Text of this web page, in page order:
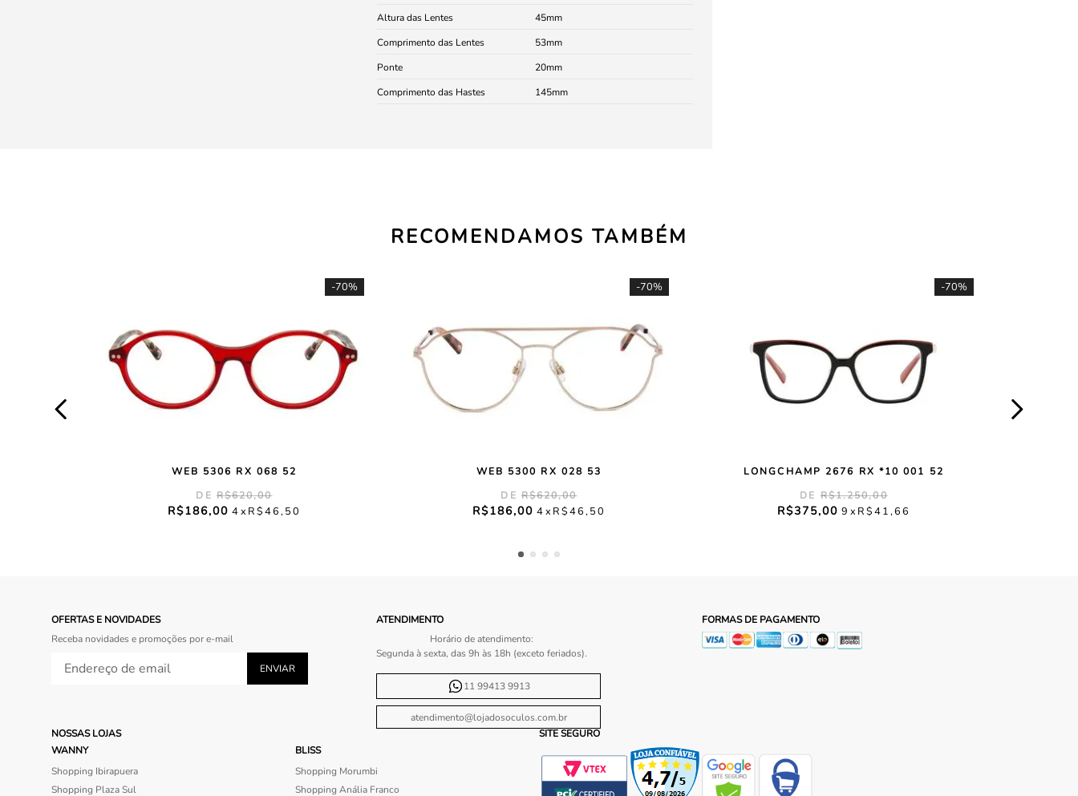
Altura das Lentes
45
Comprimento das Lentes
53
Ponte
20
Comprimento das Hastes
145
RECOMENDAMOS TAMBÉM
-70%
WEB 5306 RX 068 52
R$620,00
R$186,00 4 R$46,50
-70%
WEB 5300 RX 028 53
R$620,00
R$186,00 4 R$46,50
-70%
LONGCHAMP 2676 RX *10 001 52
R$1.250,00
R$375,00 9 R$41,66
OFERTAS E NOVIDADES
Receba novidades e promoções por e-mail
ATENDIMENTO
Horário de atendimento:
Segunda à sexta, das 9h às 18h (exceto feriados).
11 99413 9913
atendimento@lojadosoculos.com.br
FORMAS DE PAGAMENTO
NOSSAS LOJAS
WANNY
Shopping Ibirapuera
Shopping Plaza Sul
BLISS
Shopping Morumbi
Shopping Anália Franco
SITE SEGURO